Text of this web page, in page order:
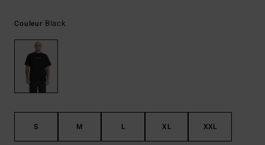
Couleur Black
S M L XL XXL